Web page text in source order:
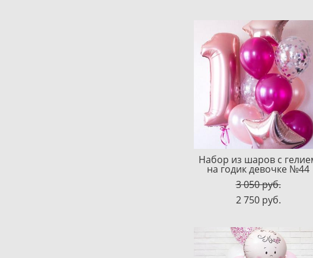
Набор из шаров с
на годик девочке №44
3 050 pуб.
2 750 pуб.